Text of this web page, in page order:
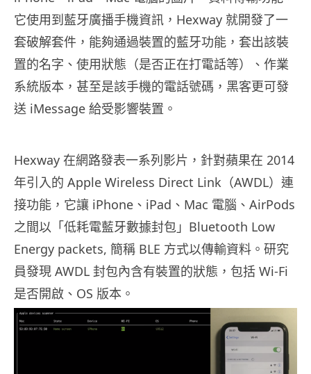
它使用到藍牙廣播手機資訊，Hexway 就開發了一
套破解套件，能夠通過裝置的藍牙功能，套出該裝
置的名字、使用狀態（是否正在打電話等）、作業
系統版本，甚至是該手機的電話號碼，黑客更可發
送 iMessage 給受影響裝置。
Hexway 在網路發表一系列影片，針對蘋果在 2014
年引入的 Apple Wireless Direct Link（AWDL）連
接功能，它讓 iPhone、iPad、Mac 電腦、AirPods
之間以「低耗電藍牙數據封包」Bluetooth Low
Energy packets, 簡稱 BLE 方式以傳輸資料。研究
員發現 AWDL 封包內含有裝置的狀態，包括 Wi-Fi
是否開啟、OS 版本。